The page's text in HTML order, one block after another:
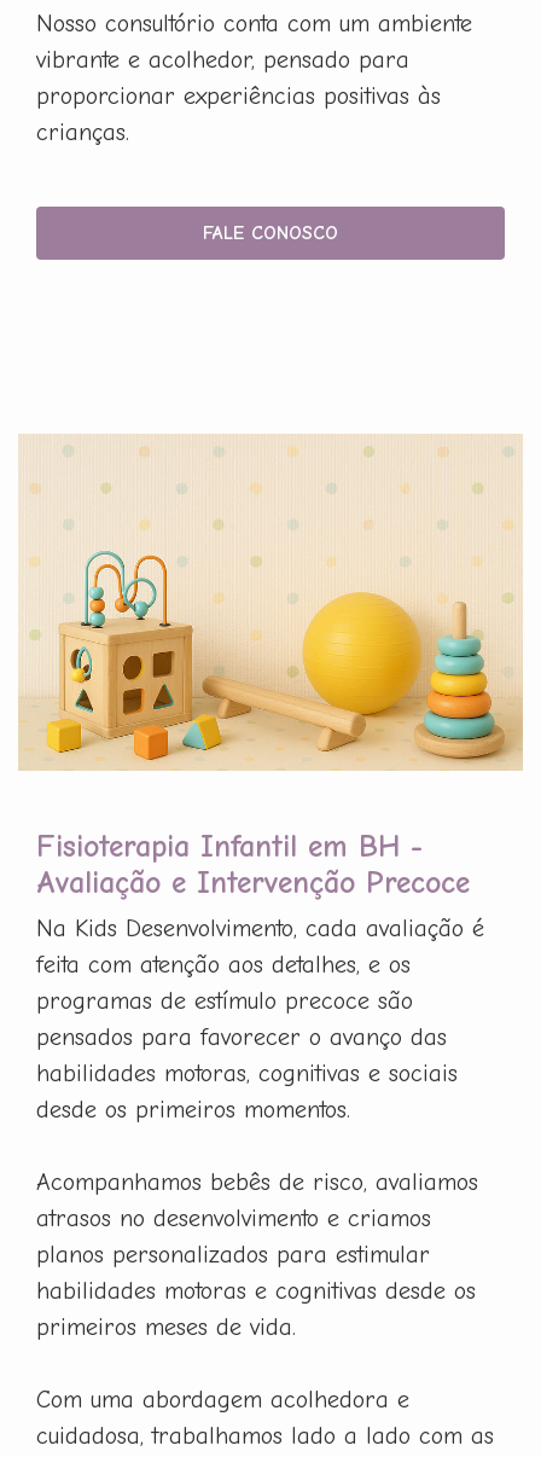
Nosso consultório conta com um ambiente
vibrante e acolhedor, pensado para
proporcionar experiências positivas às
crianças.
FALE CONOSCO
Fisioterapia Infantil em BH -
Avaliação e Intervenção Precoce
Na Kids Desenvolvimento, cada avaliação é
feita com atenção aos detalhes, e os
programas de estímulo precoce são
pensados para favorecer o avanço das
habilidades motoras, cognitivas e sociais
desde os primeiros momentos.
Acompanhamos bebês de risco, avaliamos
atrasos no desenvolvimento e criamos
planos personalizados para estimular
habilidades motoras e cognitivas desde os
primeiros meses de vida.
Com uma abordagem acolhedora e
cuidadosa, trabalhamos lado a lado com as